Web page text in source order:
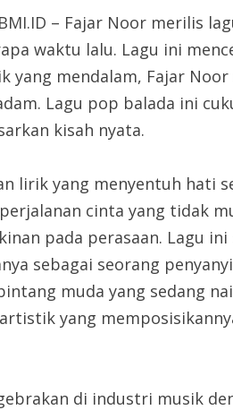
– Fajar Noor merilis
waktu lalu. Lagu ini
yang mendalam, Fajar
Lagu pop balada ini
kisah nyata.
lirik yang menyentuh hati
cinta yang tidak
pada perasaan. Lagu
sebagai seorang
muda yang sedang
yang
di industri musik